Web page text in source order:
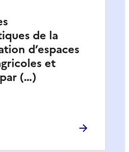
de la
d’espaces
et
(…)